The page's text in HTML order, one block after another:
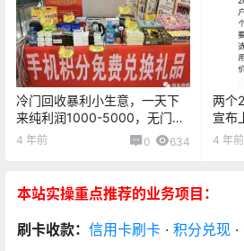
冷门回收暴利小生意，一天下
来纯利润1000-5000，无门
槛！
4 年前 0 634
两个
宣布
止运营
4 年前
本站实操重点推荐的业务项目：
刷卡收款： 信用卡刷卡 · 积分兑现 ·